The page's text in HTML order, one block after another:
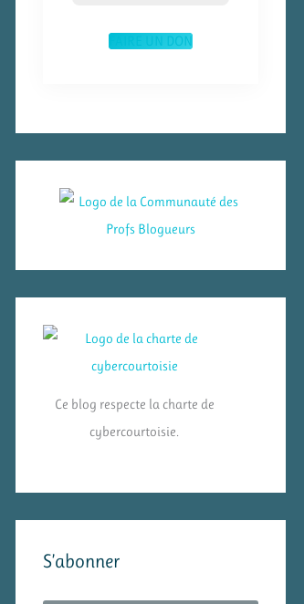
FAIRE UN DON
Ce blog respecte la charte de
cybercourtoisie.
S’abonner